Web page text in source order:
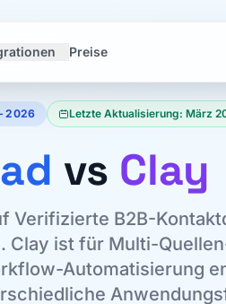
Preise
2026 Letzte Aktualisierung: März
vs Clay
Verifizierte B2B-
Clay ist für Multi-
Automatisierung